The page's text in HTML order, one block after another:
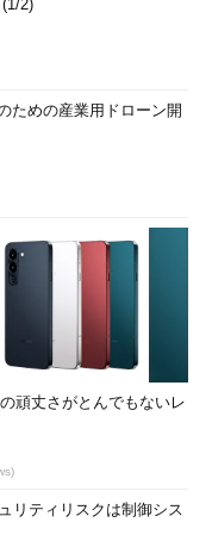
2)
ための産業用ドローン開
頑丈さがとんでもないレ
リティリスクは制御シス